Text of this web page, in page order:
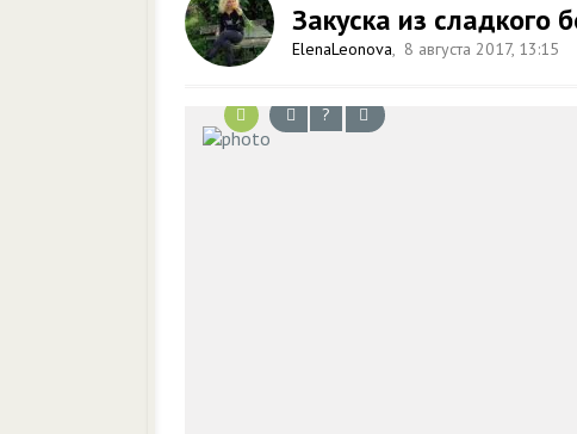
Закуска из сладкого
ElenaLeonova, 8 августа 2017, 13:15
?